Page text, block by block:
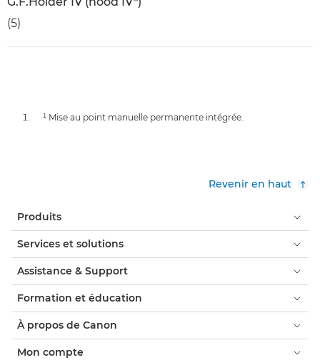
(5)
¹ Mise au point manuelle permanente intégrée.
Revenir en haut
Produits
Services et solutions
Assistance & Support
Formation et éducation
À propos de Canon
Mon compte